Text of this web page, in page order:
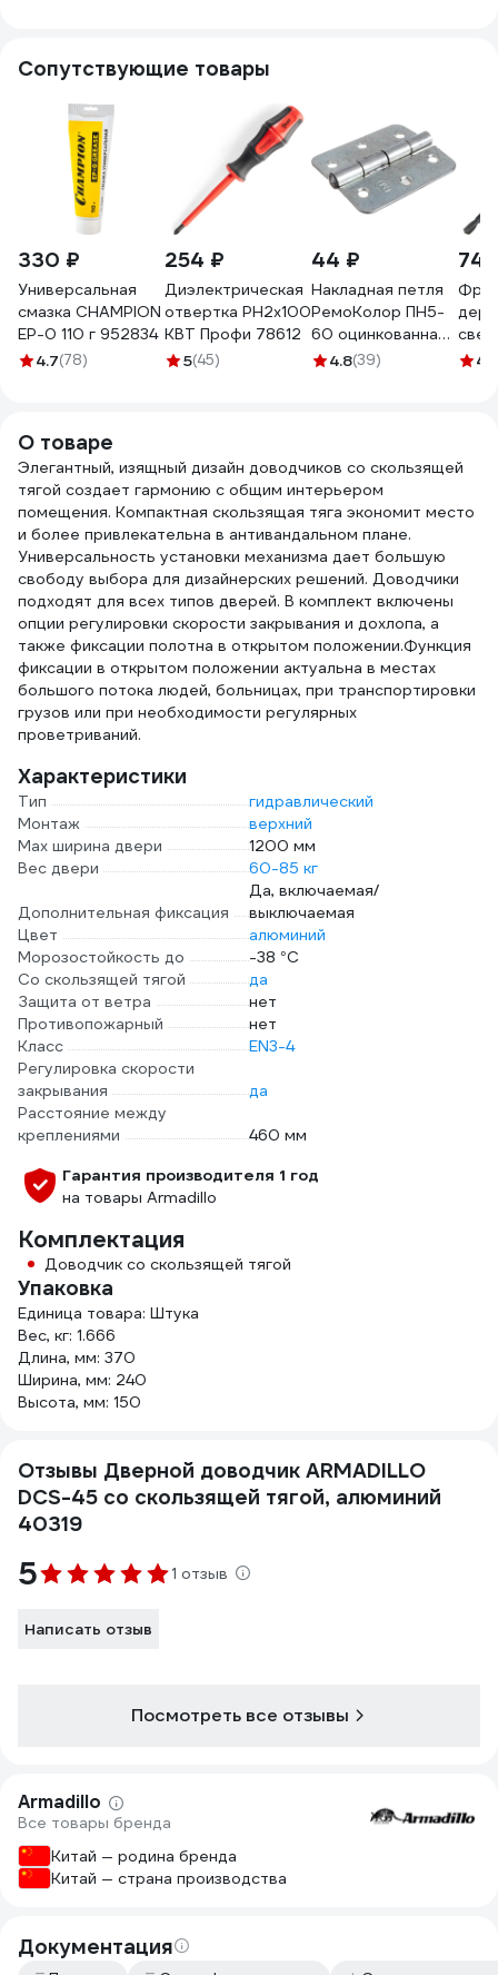
Сопутствующие товары
330 ₽
Универсальная
смазка CHAMPION
EP-0 110 г 952834
4.7(78)
254 ₽
Диэлектрическая
отвертка PH2x100
КВТ Профи 78612
5(45)
44 ₽
Накладная петля
РемоКолор ПН5-
60 оцинкованная
70-0-605
4.8(39) 4.8
О товаре
Элегантный, изящный дизайн доводчиков со скользящей
тягой создает гармонию с общим интерьером
помещения. Компактная скользящая тяга экономит место
и более привлекательна в антивандальном плане.
Универсальность установки механизма дает большую
свободу выбора для дизайнерских решений. Доводчики
подходят для всех типов дверей. В комплект включены
опции регулировки скорости закрывания и дохлопа, а
также фиксации полотна в открытом положении.Функция
фиксации в открытом положении актуальна в местах
большого потока людей, больницах, при транспортировки
грузов или при необходимости регулярных
проветриваний.
Характеристики
Тип
гидравлический
Монтаж
верхний
Max ширина двери
1200 мм
Вес двери
60-85 кг
Дополнительная фиксация
Да, включаемая/
выключаемая
Цвет
алюминий
Морозостойкость до
-38 °С
Со скользящей тягой
да
Защита от ветра
нет
Противопожарный
нет
Класс
EN3-4
Регулировка скорости
закрывания
да
Расстояние между
креплениями
460 мм
Гарантия производителя 1 год
на товары Armadillo
Комплектация
Доводчик со скользящей тягой
Упаковка
Единица товара: Штука
Вес, кг: 1.666
Длина, мм: 370
Ширина, мм: 240
Высота, мм: 150
Отзывы Дверной доводчик ARMADILLO
DCS-45 со скользящей тягой, алюминий
40319
5 1 отзыв
Написать отзыв
Посмотреть все отзывы
Armadillo
Все товары бренда
Китай — родина бренда
Китай — страна производства
Документация